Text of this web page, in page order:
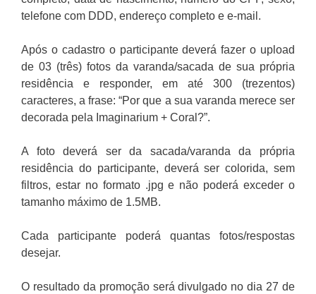
telefone com DDD, endereço completo e e-mail.
Após o cadastro o participante deverá fazer o upload
de 03 (três) fotos da varanda/sacada de sua própria
residência e responder, em até 300 (trezentos)
caracteres, a frase: “Por que a sua varanda merece ser
decorada pela Imaginarium + Coral?”.
A foto deverá ser da sacada/varanda da própria
residência do participante, deverá ser colorida, sem
filtros, estar no formato .jpg e não poderá exceder o
tamanho máximo de 1.5MB.
Cada participante poderá quantas fotos/respostas
desejar.
O resultado da promoção será divulgado no dia 27 de